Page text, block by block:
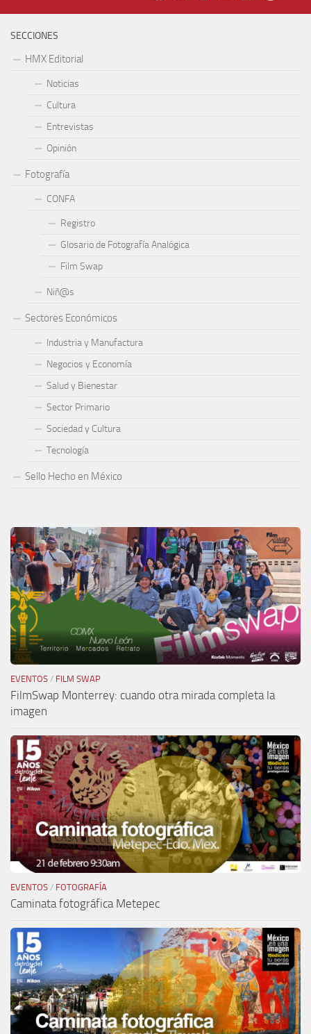
SECCIONES
HMX Editorial
Noticias
Cultura
Entrevistas
Opinión
Fotografía
CONFA
Registro
Glosario de Fotografía Analógica
Film Swap
Niñ@s
Sectores Económicos
Industria y Manufactura
Negocios y Economía
Salud y Bienestar
Sector Primario
Sociedad y Cultura
Tecnología
Sello Hecho en México
EVENTOS / FILM SWAP
FilmSwap Monterrey: cuando otra mirada completa la
imagen
EVENTOS / FOTOGRAFÍA
Caminata fotográfica Metepec